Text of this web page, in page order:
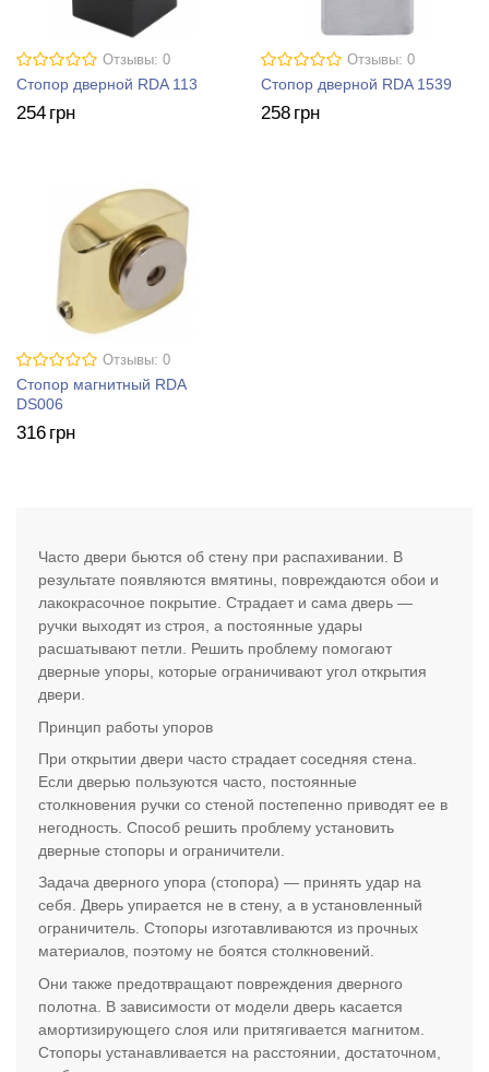
Отзывы: 0
Стопор дверной RDA 113
254 грн
Отзывы: 0
Стопор дверной RDA 1539
258 грн
Отзывы: 0
Стопор магнитный RDA
DS006
316 грн
Часто двери бьются об стену при распахивании. В
результате появляются вмятины, повреждаются обои и
лакокрасочное покрытие. Страдает и сама дверь —
ручки выходят из строя, а постоянные удары
расшатывают петли. Решить проблему помогают
дверные упоры, которые ограничивают угол открытия
двери.
Принцип работы упоров
При открытии двери часто страдает соседняя стена.
Если дверью пользуются часто, постоянные
столкновения ручки со стеной постепенно приводят ее в
негодность. Способ решить проблему установить
дверные стопоры и ограничители.
Задача дверного упора (стопора) — принять удар на
себя. Дверь упирается не в стену, а в установленный
ограничитель. Стопоры изготавливаются из прочных
материалов, поэтому не боятся столкновений.
Они также предотвращают повреждения дверного
полотна. В зависимости от модели дверь касается
амортизирующего слоя или притягивается магнитом.
Стопоры устанавливается на расстоянии, достаточном,